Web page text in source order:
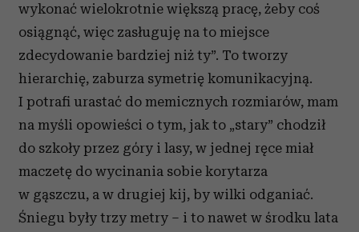
wykonać wielokrotnie większą pracę, żeby coś
osiągnąć, więc zasługuję na to miejsce
zdecydowanie bardziej niż ty”. To tworzy
hierarchię, zaburza symetrię komunikacyjną.
I potrafi urastać do memicznych rozmiarów, mam
na myśli opowieści o tym, jak to „stary” chodził
do szkoły przez góry i lasy, w jednej ręce miał
maczetę do wycinania sobie korytarza
w gąszczu, a w drugiej kij, by wilki odganiać.
Śniegu były trzy metry – i to nawet w środku lata